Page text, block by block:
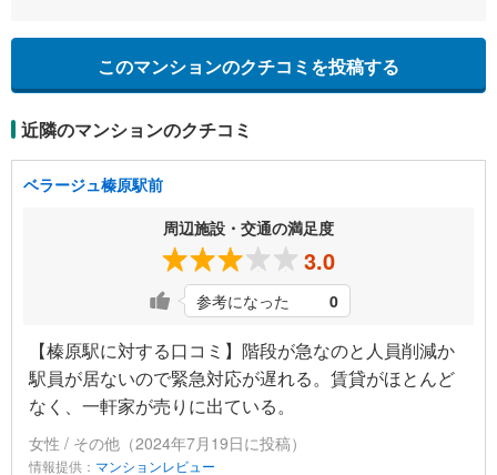
このマンションのクチコミを投稿する
近隣のマンションのクチコミ
ベラージュ榛原駅前
周辺施設・交通の満足度
3.0
参考になった 0
【榛原駅に対する口コミ】階段が急なのと人員削減か
駅員が居ないので緊急対応が遅れる。賃貸がほとんど
なく、一軒家が売りに出ている。
女性 / その他（2024年7月19日に投稿）
情報提供： マンションレビュー